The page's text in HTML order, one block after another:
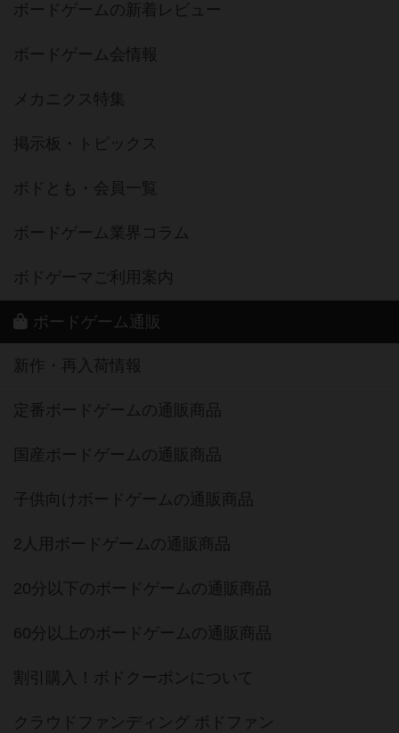
ボードゲームの新着レビュー
ボードゲーム会情報
メカニクス特集
掲示板・トピックス
ボドとも・会員一覧
ボードゲーム業界コラム
ボドゲーマご利用案内
ボードゲーム通販
新作・再入荷情報
定番ボードゲームの通販商品
国産ボードゲームの通販商品
子供向けボードゲームの通販商品
2人用ボードゲームの通販商品
20分以下のボードゲームの通販商品
60分以上のボードゲームの通販商品
割引購入！ボドクーポンについて
クラウドファンディング ボドファン